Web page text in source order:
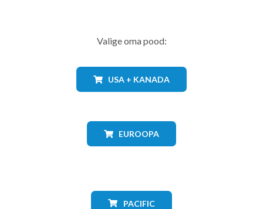
Valige oma pood:
USA + KANADA
EUROOPA
PACIFIC